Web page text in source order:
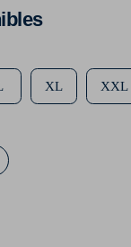
XL XXL